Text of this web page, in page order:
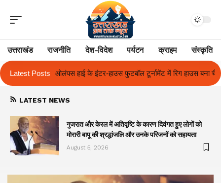
उत्तराखंड राजनीति देश-विदेश पर्यटन क्राइम संस्कृति
Latest Posts
टूर्नामेंट में रिग हाउस बना चैंपियन तुलाज़ ने रचा इतिहास, संस्थान से बना
LATEST NEWS
गुजरात और केरल में अतिवृष्टि के कारण दिवंगत हुए लोगों को
मोरारी बापू की श्रद्धांजलि और उनके परिजनों को सहायता
August 5, 2026